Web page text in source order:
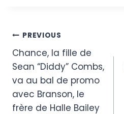
Post
navigation
PREVIOUS
Chance, la fille de
Sean “Diddy” Combs,
va au bal de promo
avec Branson, le
frère de Halle Bailey